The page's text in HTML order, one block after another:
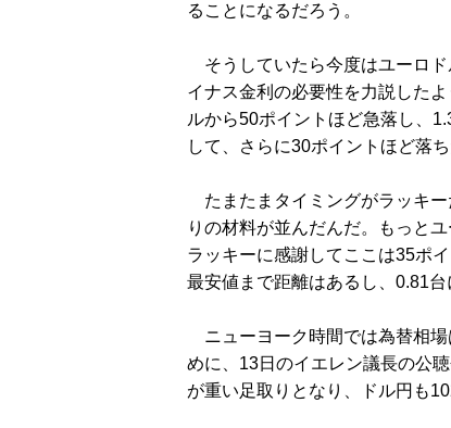
ることになるだろう。
そうしていたら今度はユーロド
イナス金利の必要性を力説した
ルから50ポイントほど急落し、
して、さらに30ポイントほど落ち
たまたまタイミングがラッキー
りの材料が並んだんだ。もっと
ラッキーに感謝してここは35ポ
最安値まで距離はあるし、0.81台
ニューヨーク時間では為替相場
めに、13日のイエレン議長の公
が重い足取りとなり、ドル円も